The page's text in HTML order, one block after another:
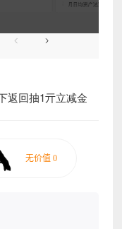
返回抽1亓立减金